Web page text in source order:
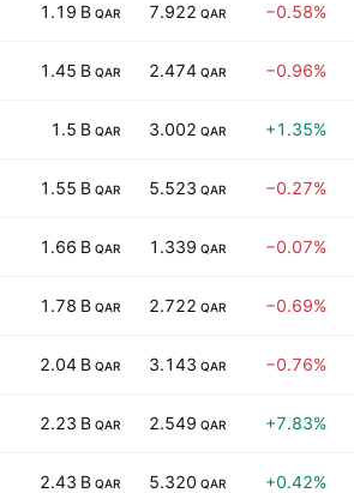
1.19 B QAR 7.922 QAR −0.58%
1.45 B QAR 2.474 QAR −0.96%
1.5 B QAR 3.002 QAR +1.35%
1.55 B QAR 5.523 QAR −0.27%
1.66 B QAR 1.339 QAR −0.07%
1.78 B QAR 2.722 QAR −0.69%
2.04 B QAR 3.143 QAR −0.76%
2.23 B QAR 2.549 QAR +7.83%
2.43 B QAR 5.320 QAR +0.42%